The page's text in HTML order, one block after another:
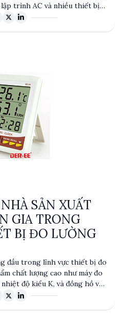
trình AC và nhiều thiết bị
về chất lượng và độ chính
SẢN XUẤT
GIA TRONG
BỊ ĐO LƯỜNG
đầu trong lĩnh vực thiết bị đo
chất lượng cao như máy đo
độ kiểu K, và đồng hồ vạn
và độ tin cậy cao, các sản